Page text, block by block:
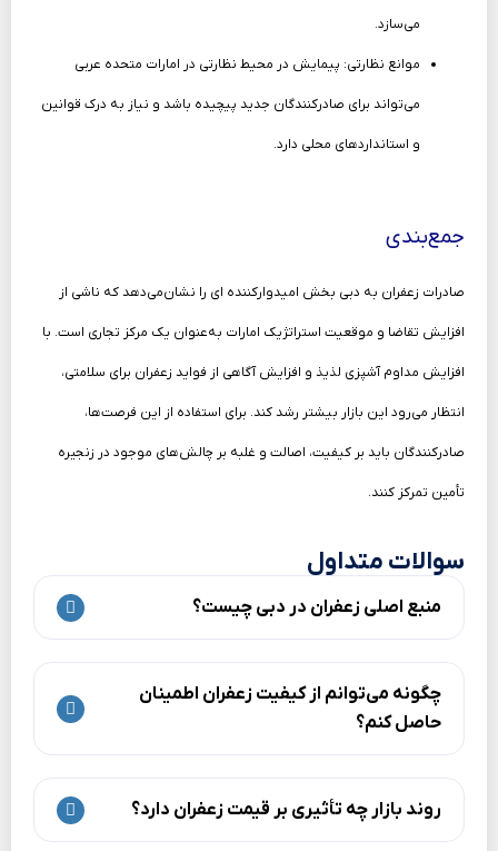
می‌سازد.
موانع نظارتی: پیمایش در محیط نظارتی در امارات متحده عربی
می‌تواند برای صادرکنندگان جدید پیچیده باشد و نیاز به درک قوانین
و استانداردهای محلی دارد.
جمع‌بندی
صادرات زعفران به دبی بخش امیدوارکننده ای را نشان‌می‌دهد که ناشی از
افزایش تقاضا و موقعیت استراتژیک امارات به‌عنوان یک مرکز تجاری است. با
افزایش مداوم آشپزی لذیذ و افزایش آگاهی از فواید زعفران برای سلامتی،
انتظار می‌رود این بازار بیشتر رشد کند. برای استفاده از این فرصت‌ها،
صادرکنندگان باید بر کیفیت، اصالت و غلبه بر چالش‌های موجود در زنجیره
تأمین تمرکز کنند.
سوالات متداول
منبع اصلی زعفران در دبی چیست؟
چگونه می‌توانم از کیفیت زعفران اطمینان
حاصل کنم؟
روند بازار چه تأثیری بر قیمت زعفران دارد؟